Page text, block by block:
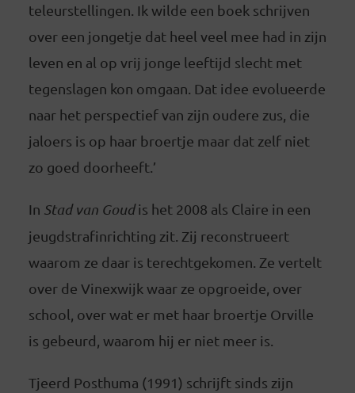
teleurstellingen. Ik wilde een boek schrijven
over een jongetje dat heel veel mee had in zijn
leven en al op vrij jonge leeftijd slecht met
tegenslagen kon omgaan. Dat idee evolueerde
naar het perspectief van zijn oudere zus, die
jaloers is op haar broertje maar dat zelf niet
zo goed doorheeft.’
In Stad van Goudis het 2008 als Claire in een
jeugdstrafinrichting zit. Zij reconstrueert
waarom ze daar is terechtgekomen. Ze vertelt
over de Vinexwijk waar ze opgroeide, over
school, over wat er met haar broertje Orville
is gebeurd, waarom hij er niet meer is.
Tjeerd Posthuma (1991) schrijft sinds zijn